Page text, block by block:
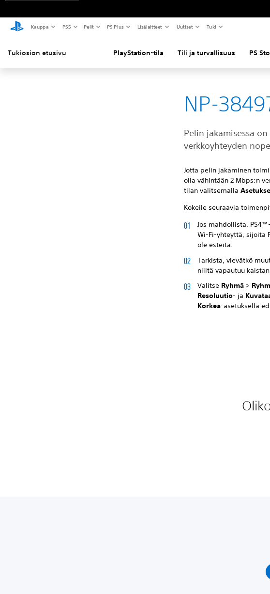
Kauppa PS5 Pelit PS Plus Lisälaitteet Uutiset Tuki
Tukiosion etusivu PlayStation-tila Tili ja turvallisuus PS
NP-
Pelin jakamisessa
verkkoyhteyden
Jotta pelin jakaminen
olla vähintään 2 Mbps:n
tilan valitsemalla
Kokeile seuraavia
Jos mahdollista,
Wi-Fi-yhteyttä, sijoita
ole esteitä.
Tarkista, vievätkö
niiltä vapautuu
Valitse Ryhmä >
Resoluutio- ja
Korkea-asetuksella